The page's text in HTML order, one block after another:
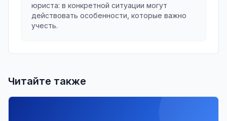
юриста: в конкретной ситуации могут
действовать особенности, которые важно
учесть.
Читайте также